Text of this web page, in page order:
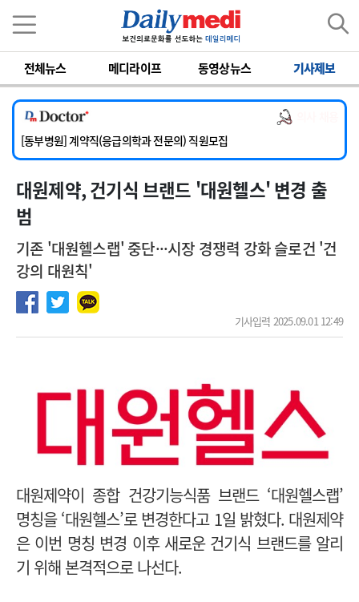
전체뉴스 메디라이프 동영상뉴스 기사제보
[서울아산병원] 2026년 하반기 인턴 모집
[영남대학교의료원] 마취통증의학과 임기제 임상의사 채용
[충남대학교병원] 소아청소년과(소아응급전담) 계약직 의사 공개채용
[동부병원] 계약직(응급의학과 전문의) 직원모집
[이대목동병원] 하반기 전공의(레지던트1년차) 모집
[서울아산병원] 2026년 하반기 인턴 모집
[영남대학교의료원] 마취통증의학과 임기제 임상의사 채용
대원제약, 건기식 브랜드 '대원헬스' 변경 출
범
기존 '대원헬스랩' 중단···시장 경쟁력 강화 슬로건 '건
강의 대원칙'
기사입력 2025.09.01 12:49
대원제약이 종합 건강기능식품 브랜드 ‘대원헬스랩’
명칭을 ‘대원헬스’로 변경한다고 1일 밝혔다. 대원제약
은 이번 명칭 변경 이후 새로운 건기식 브랜드를 알리
기 위해 본격적으로 나선다.